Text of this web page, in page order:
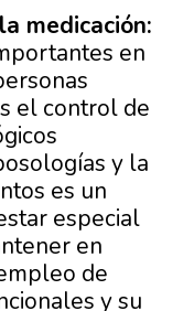
medicación:
en
el control de
y la
es un
especial
en
de
y su